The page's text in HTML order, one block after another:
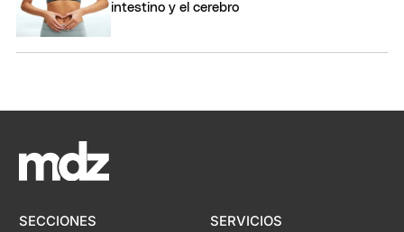
intestino y el cerebro
SECCIONES SERVICIOS